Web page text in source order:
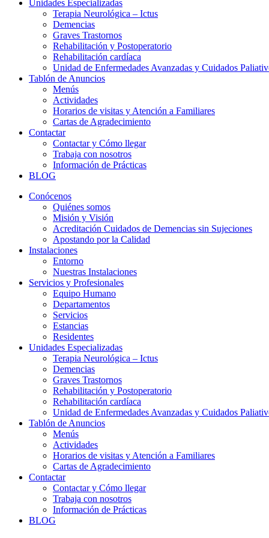
Unidades Especializadas
Terapia Neurológica – Ictus
Demencias
Graves Trastornos
Rehabilitación y Postoperatorio
Rehabilitación cardíaca
Unidad de Enfermedades Avanzadas y Cuidados
Tablón de Anuncios
Menús
Actividades
Horarios de visitas y Atención a Familiares
Cartas de Agradecimiento
Contactar
Contactar y Cómo llegar
Trabaja con nosotros
Información de Prácticas
BLOG
Conócenos
Quiénes somos
Misión y Visión
Acreditación Cuidados de Demencias sin Sujeciones
Apostando por la Calidad
Instalaciones
Entorno
Nuestras Instalaciones
Servicios y Profesionales
Equipo Humano
Departamentos
Servicios
Estancias
Residentes
Unidades Especializadas
Terapia Neurológica – Ictus
Demencias
Graves Trastornos
Rehabilitación y Postoperatorio
Rehabilitación cardíaca
Unidad de Enfermedades Avanzadas y Cuidados
Tablón de Anuncios
Menús
Actividades
Horarios de visitas y Atención a Familiares
Cartas de Agradecimiento
Contactar
Contactar y Cómo llegar
Trabaja con nosotros
Información de Prácticas
BLOG